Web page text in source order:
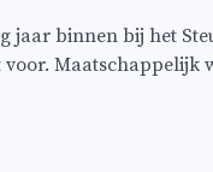
binnen bij het